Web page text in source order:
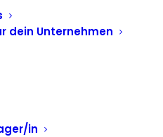
dein Unternehmen
in
Gäste Ihrer
können auf
Folienfarben
oder Initialen
Give Away
das live vor Ort!